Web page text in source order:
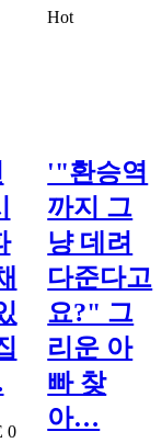
0
Hot
'"환승역
까지 그
냥 데려
다준다고
요?" 그
리운 아
빠 찾
아…